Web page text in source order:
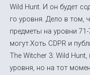
Wild Hunt. И он будет
го уровня. Дело в том,
предметы на уровни
могут.Хоть CDPR и
The Witcher 3: Wild
уровня, но на тот